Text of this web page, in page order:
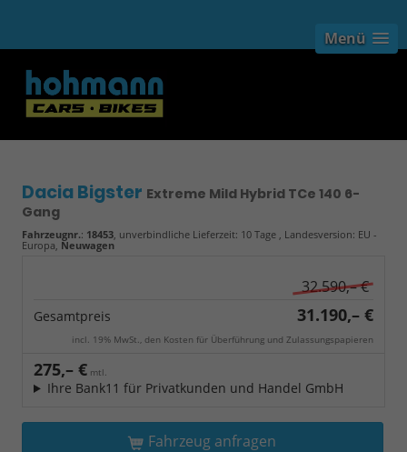
Menü
Dacia Bigster Extreme Mild Hybrid TCe 140 6-
Gang
Fahrzeugnr.: 18453, unverbindliche Lieferzeit: 10 Tage , Landesversion: EU -
Europa, Neuwagen
32.590,– €
Gesamtpreis 31.190,– €
incl. 19% MwSt., den Kosten für Überführung und Zulassungspapieren
275,– € mtl.
Ihre Bank11 für Privatkunden und Handel GmbH
Fahrzeug anfragen